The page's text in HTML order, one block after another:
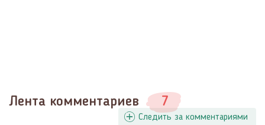
Лента комментариев 7
Следить за комментариями